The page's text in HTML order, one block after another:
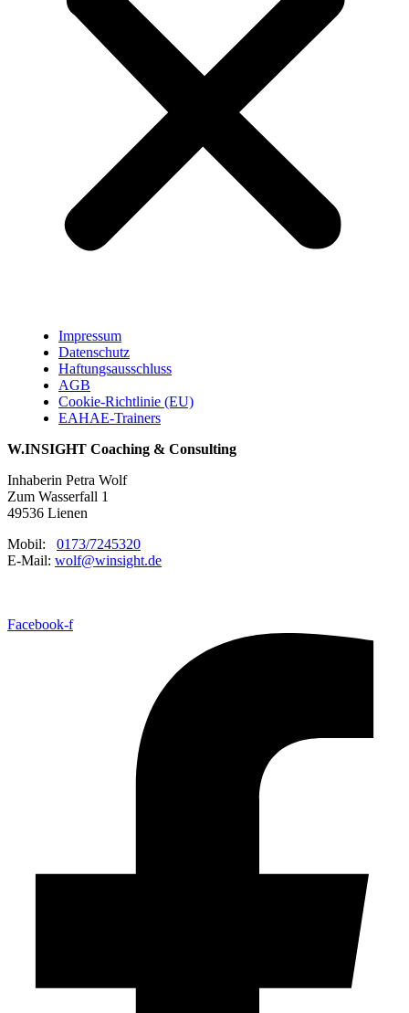
Impressum
Datenschutz
Haftungsausschluss
AGB
Cookie-Richtlinie (EU)
EAHAE-Trainers
W.INSIGHT Coaching & Consulting
Inhaberin Petra Wolf
Zum Wasserfall 1
49536 Lienen
Mobil: 0173/7245320
E-Mail: wolf@winsight.de
Facebook-f